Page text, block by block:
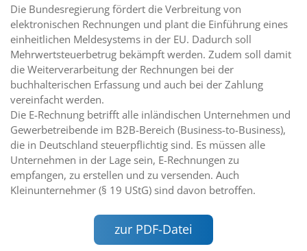
Die Bundesregierung fördert die Verbreitung von
elektronischen Rechnungen und plant die Einführung eines
einheitlichen Meldesystems in der EU. Dadurch soll
Mehrwertsteuerbetrug bekämpft werden. Zudem soll damit
die Weiterverarbeitung der Rechnungen bei der
buchhalterischen Erfassung und auch bei der Zahlung
vereinfacht werden.
Die E-Rechnung betrifft alle inländischen Unternehmen und
Gewerbetreibende im B2B-Bereich (Business-to-Business),
die in Deutschland steuerpflichtig sind. Es müssen alle
Unternehmen in der Lage sein, E-Rechnungen zu
empfangen, zu erstellen und zu versenden. Auch
Kleinunternehmer (§ 19 UStG) sind davon betroffen.
zur PDF-Datei